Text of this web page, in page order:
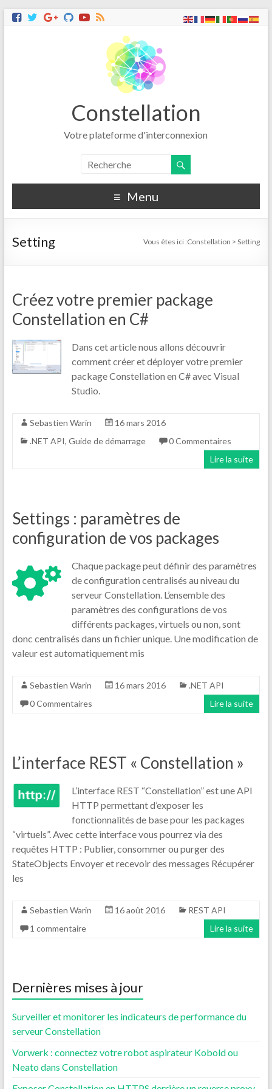
Constellation
Votre plateforme d'interconnexion
Menu
Setting Vous êtes ici :Constellation >Setting
Créez votre premier package
Constellation en C#
Dans cet article nous allons découvrir
comment créer et déployer votre premier
package Constellation en C# avec Visual
Studio.
Sebastien Warin
16 mars 2016
.NET API, Guide de démarrage
0 Commentaires
Lire la suite
Settings : paramètres de
configuration de vos packages
Chaque package peut définir des paramètres
de configuration centralisés au niveau du
serveur Constellation. L’ensemble des
paramètres des configurations de vos
différents packages, virtuels ou non, sont
donc centralisés dans un fichier unique. Une modification de
valeur est automatiquement mis
Sebastien Warin 16 mars 2016
.NET API
0 Commentaires
Lire la suite
L’interface REST « Constellation »
L’interface REST “Constellation” est une API
HTTP permettant d’exposer les
fonctionnalités de base pour les packages
“virtuels”. Avec cette interface vous pourrez via des
requêtes HTTP : Publier, consommer ou purger des
StateObjects Envoyer et recevoir des messages Récupérer
les
Sebastien Warin 16 août 2016
REST API
1 commentaire
Lire la suite
Dernières mises à jour
Surveiller et monitorer les indicateurs de performance du
serveur Constellation
Vorwerk : connectez votre robot aspirateur Kobold ou
Neato dans Constellation